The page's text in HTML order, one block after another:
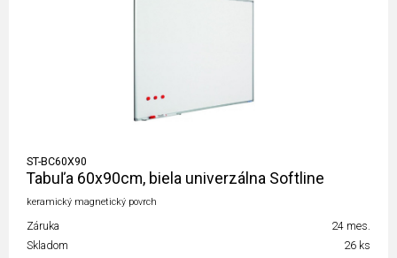
ST-BC60X90
Tabuľa 60x90cm, biela univerzálna Softline
keramický magnetický povrch
Záruka
24 mes.
Skladom
26 ks